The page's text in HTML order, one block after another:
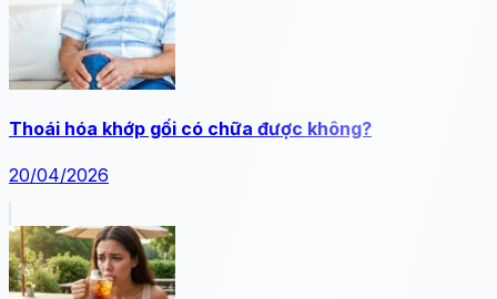
Thoái hóa khớp gối có chữa được không?
20/04/2026